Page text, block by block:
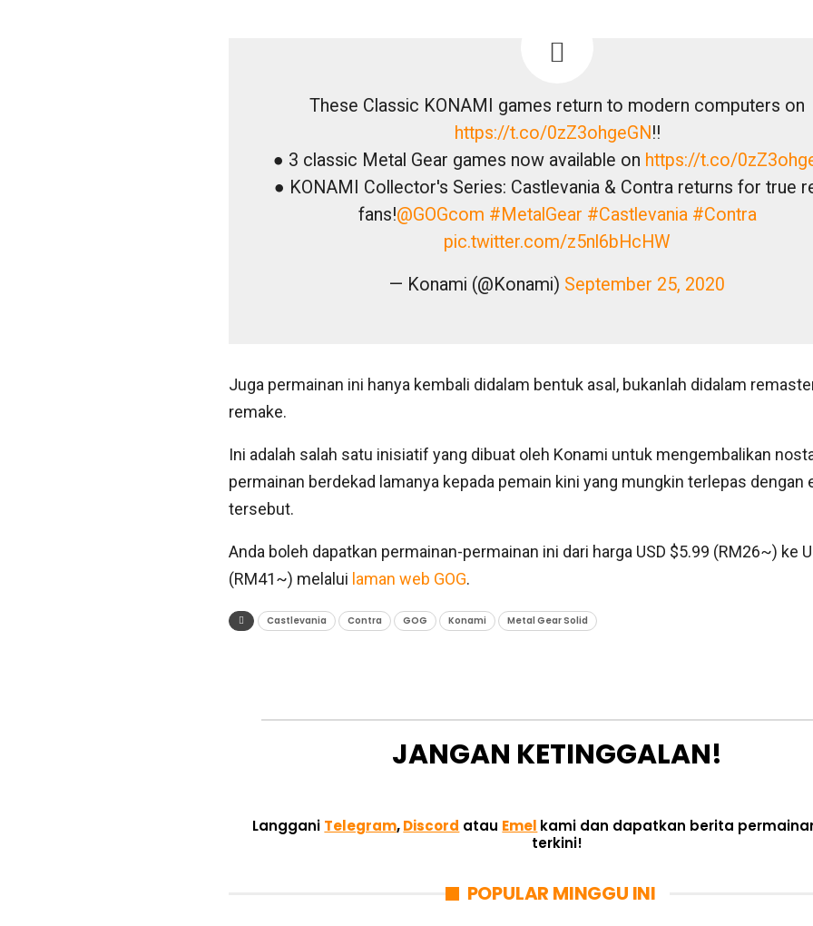
These Classic KONAMI games return to modern computers on
https://t.co/0zZ3ohgeGN !!
● 3 classic Metal Gear games now available on https://t.co/
● KONAMI Collector's Series: Castlevania & Contra returns for true
fans!@GOGcom #MetalGear #Castlevania #Contra
pic.twitter.com/z5nl6bHcHW
— Konami (@Konami) September 25, 2020
Juga permainan ini hanya kembali didalam bentuk asal, bukanlah didalam
remake.
Ini adalah salah satu inisiatif yang dibuat oleh Konami untuk mengembalikan
permainan berdekad lamanya kepada pemain kini yang mungkin terlepas dengan
tersebut.
Anda boleh dapatkan permainan-permainan ini dari harga USD $5.99 (RM26~) ke
(RM41~) melalui laman web GOG.
Castlevania Contra GOG Konami Metal Gear Solid
JANGAN KETINGGALAN!
Langgani Telegram,Discord atau Emel kami dan dapatkan berita
terkini!
POPULAR MINGGU INI